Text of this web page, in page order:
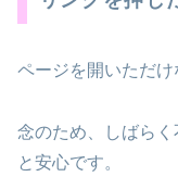
ページを開いただけ
念のため、しばら
と安心です。